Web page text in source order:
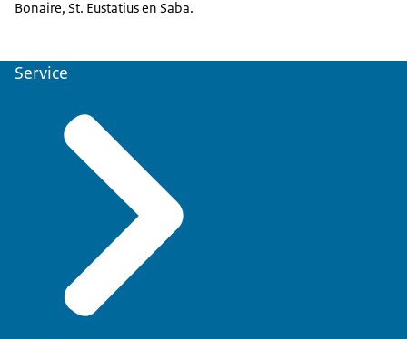
Bonaire, St. Eustatius en Saba.
Service